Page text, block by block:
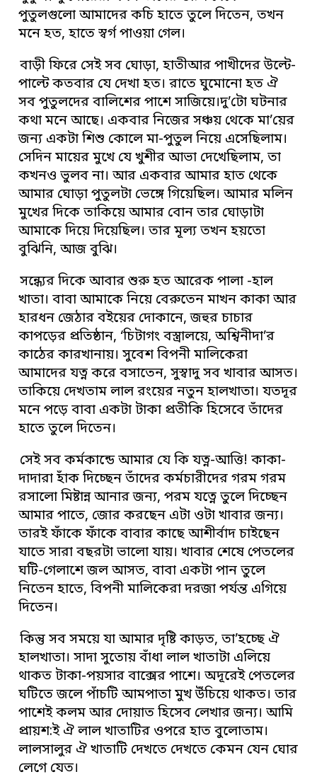
পুতুলগুলো আমাদের কচি হাতে তুলে দিতেন, তখন
মনে হত, হাতে স্বর্গ পাওয়া গেল।
বাড়ী ফিরে সেই সব ঘোড়া, হাতীআর পাখীদের উল্টে-
পাল্টে কতবার যে দেখা হত। রাতে ঘুমোনো হত ঐ
সব পুতুলদের বালিশের পাশে সাজিয়ে।দু’টো ঘটনার
কথা মনে আছে। একবার নিজের সঞ্চয় থেকে মা’য়ের
জন্য একটা শিশু কোলে মা-পুতুল নিয়ে এসেছিলাম।
সেদিন মায়ের মুখে যে খুশীর আভা দেখেছিলাম, তা
কখনও ভুলব না। আর একবার আমার হাত থেকে
আমার ঘোড়া পুতুলটা ভেঙ্গে গিয়েছিল। আমার মলিন
মুখের দিকে তাকিয়ে আমার বোন তার ঘোড়াটা
আমাকে দিয়ে দিয়েছিল। তার মূল্য তখন হয়তো
বুঝিনি, আজ বুঝি।
সন্ধ্যের দিকে আবার শুরু হত আরেক পালা -হাল
খাতা। বাবা আমাকে নিয়ে বেরুতেন মাখন কাকা আর
হারধন জেঠার বইয়ের দোকানে, জহুর চাচার
কাপড়ের প্রতিষ্ঠান, ‘চিটাগং বস্ত্রালয়ে, অশ্বিনীদা’র
কাঠের কারখানায়। সুবেশ বিপনী মালিকেরা
আমাদের যত্ন করে বসাতেন, সুস্বাদু সব খাবার আসত।
তাকিয়ে দেখতাম লাল রংয়ের নতুন হালখাতা। যতদূর
মনে পড়ে বাবা একটা টাকা প্রতীকি হিসেবে তাঁদের
হাতে তুলে দিতেন।
সেই সব কর্মকান্ডে আমার যে কি যত্ন-আত্তি! কাকা-
দাদারা হাঁক দিচ্ছেন তাঁদের কর্মচারীদের গরম গরম
রসালো মিষ্টান্ন আনার জন্য, পরম যত্নে তুলে দিচ্ছেন
আমার পাতে, জোর করছেন এটা ওটা খাবার জন্য।
তারই ফাঁকে ফাঁকে বাবার কাছে আশীর্বাদ চাইছেন
যাতে সারা বছরটা ভালো যায়। খাবার শেষে পেতলের
ঘটি-গেলাশে জল আসত, বাবা একটা পান তুলে
নিতেন হাতে, বিপনী মালিকেরা দরজা পর্যন্ত এগিয়ে
দিতেন।
কিন্তু সব সময়ে যা আমার দৃষ্টি কাড়ত, তা’হচ্ছে ঐ
হালখাতা। সাদা সুতোয় বাঁধা লাল খাতাটা এলিয়ে
থাকত টাকা-পয়সার বাক্সের পাশে। অদূরেই পেতলের
ঘটিতে জলে পাঁচটি আমপাতা মুখ উঁচিয়ে থাকত। তার
পাশেই কলম আর দোয়াত হিসেব লেখার জন্য। আমি
প্রায়শ:ই ঐ লাল খাতাটির ওপরে হাত বুলোতাম।
লালসালুর ঐ খাতাটি দেখতে দেখতে কেমন যেন ঘোর
লেগে যেত।